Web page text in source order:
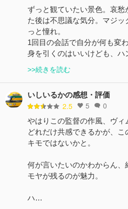
ずっと観ていたい景色。哀愁
た後は不思議な気分。マジッ
っと憧れ。
1回目の会話で自分が何も変
身を引くのはいいけども、
>>続きを読む
いしいるかの感想・評価
2.5 5 0
やはりこの監督の作風、ヴィ
どれだけ共感できるかが、
キモではないかと。
何が言いたいのかわからん
モヤが残るのが魅力。
ハ…